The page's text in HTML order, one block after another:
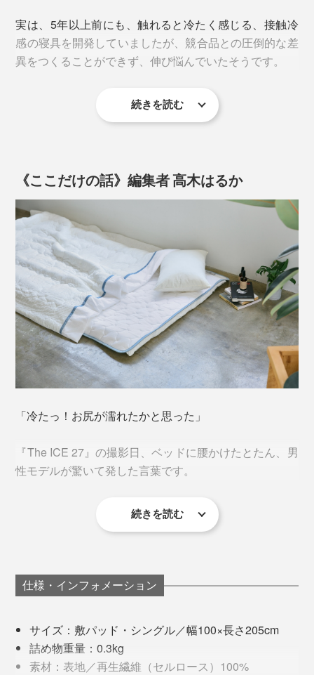
見た目も、肌触りも、サラッとした麻素材のようです
肌に触れる面を、よく見ると、白い丸がたくさんプリン
トされているのがわかります。
このプリント面ひとつひとつに、直径2～3マイクロメー
トルほどの微粒子状のカプセルが集まって、繊維にびっ
しりくっついているのです。
カプセル内には、「パラフィンワックス」入り。
て、液体へ。寒い時は、放熱して、固体へ。
質」と呼ばれるものです。
温度によって、熱を吸いとったり、放出したりするの
テンセルは、木材パルプから再生した繊維で、触ると、
ほんのりしたヒンヤリ感と吸水性があります。
そのテンセルを、寝具にはめずらしいニット状に編ん
で、「アウトラスト」をプリントした、『The ICE 27』
軟性のある編み地だから、肌のすみずみまで包まれるよ
実は、5年以上前にも、触れると冷たく感じる、接触冷
感の寝具を開発していましたが、競合品との圧倒的な差
異をつくることができず、伸び悩んでいたそうです。
そのため、近年は、社内で「冷たい布団の開発は、辞め
ところが、「アウトラスト」のテンセルニット地との出
会いが、開発チームを変えました。
までにない、冷たい布団をつくりたい」――。
った社内の流れを覆して、とうとう『The ICE 27』は生
まれたそうです。
続きを読む
《ここだけの話》編集者 高木はるか
「冷たっ！お尻が濡れたかと思った」
『The ICE 27』の撮影日、ベッドに腰かけたとたん、男
性モデルが驚いて発した言葉です。
それくらい、触れた瞬間に、ヒヤッとします。
「あー、冷たくて気持ちいい…」
撮影の待ち時間に、思わず、寝落ちしかかっていました
（笑）
続きを読む
仕様・インフォメーション
サイズ：敷パッド・シングル／幅100×長さ205cm
詰め物重量：0.3kg
素材：表地／再生繊維（セルロース）100%